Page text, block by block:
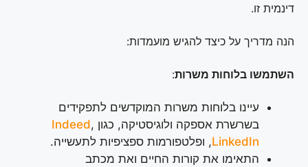
דינמית זו.
הנה מדריך על כיצד להגיש מועמדות:
השתמשו בלוחות משרות:
עיינו בלוחות משרות המוקדשים לתפקידים
בשרשרת אספקה ולוגיסטיקה, כגון Indeed,
LinkedIn, ופלטפורמות ספציפיות לתעשייה.
התאימו את קורות החיים ואת מכתב